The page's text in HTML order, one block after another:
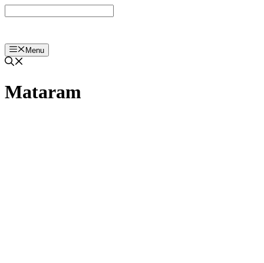
ke
Menu
Mataram